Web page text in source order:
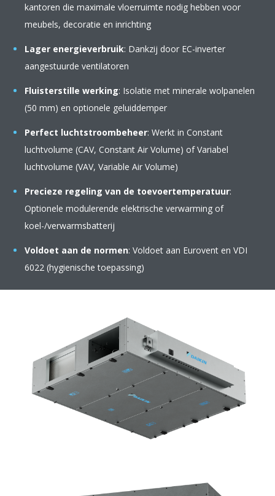
kantoren die maximale vloerruimte nodig hebben voor
meubels, decoratie en inrichting
Lager energieverbruik: Dankzij door EC-inverter
aangestuurde ventilatoren
Fluisterstille werking: Isolatie met minerale wolpanelen
(50 mm) en optionele geluiddemper
Perfect luchtstroombeheer: Werkt in Constant
luchtvolume (CAV, Constant Air Volume) of Variabel
luchtvolume (VAV, Variable Air Volume)
Precieze regeling van de toevoertemperatuur:
Optionele modulerende elektrische verwarming of
koel-/verwarmsbatterij
Voldoet aan de normen: Voldoet aan Eurovent en VDI
6022 (hygienische toepassing)